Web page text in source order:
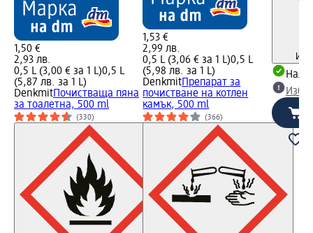
1,50 €
2,93 лв.
0,5 L (3,00 € за 1 L)0,5 L
(5,87 лв. за 1 L)
Denkmit Почистваща пяна
за тоалетна, 500 ml
(330)
1,53 €
2,99 лв.
0,5 L (3,06 € за 1 L)0,5 L
(5,98 лв. за 1 L)
Denkmit Препарат за
почистване на котлен
камък, 500 ml
(366)